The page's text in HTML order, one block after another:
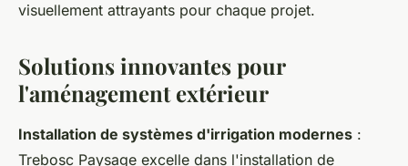
visuellement attrayants pour chaque projet.
Solutions innovantes pour
l'aménagement extérieur
Installation de systèmes d'irrigation modernes :
Trebosc Paysage excelle dans l'installation de